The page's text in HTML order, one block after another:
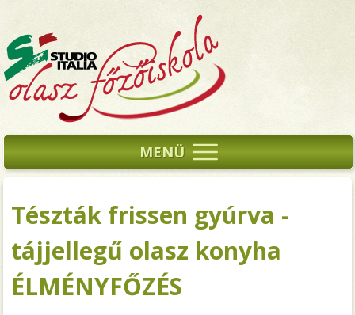
MENÜ
Tészták frissen gyúrva -
tájjellegű olasz konyha
ÉLMÉNYFŐZÉS